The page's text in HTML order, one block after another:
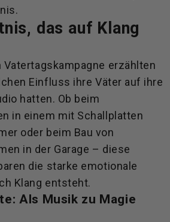
das auf Klang
erzählten
Einfluss ihre Väter auf ihre
hatten. Ob beim
in einem mit Schallplatten
oder beim Bau von
in der Garage – diese
die starke emotionale
Klang entsteht.
Als Musik zu Magie